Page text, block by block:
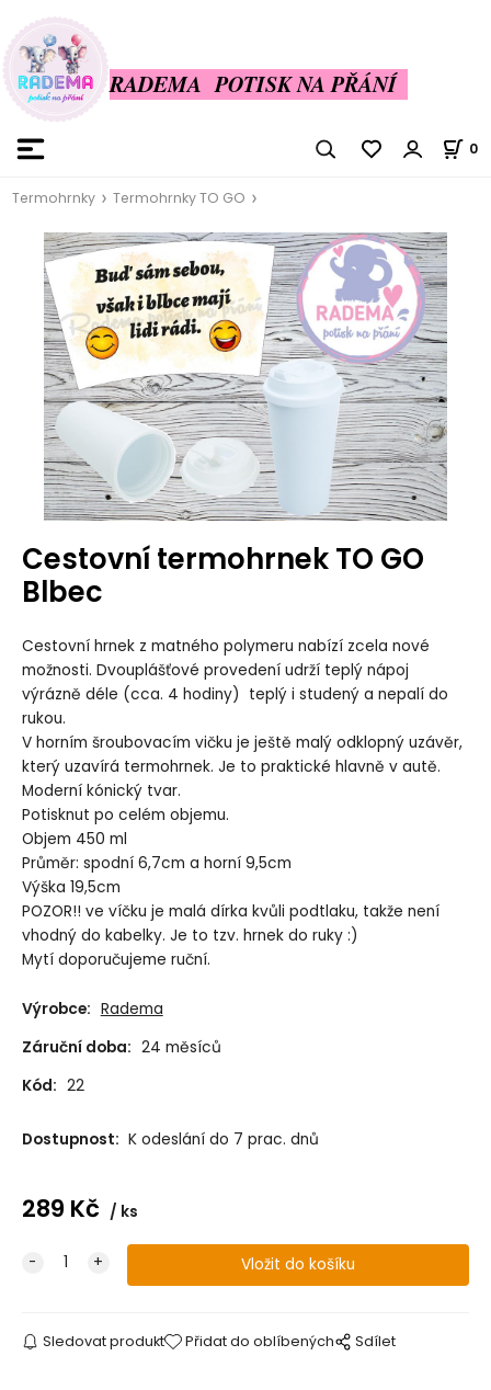
RADEMA POTISK NA PŘÁNÍ
0
Termohrnky Termohrnky TO GO
Cestovní termohrnek TO GO
Blbec
Cestovní hrnek z matného polymeru nabízí zcela nové
možnosti. Dvouplášťové provedení udrží teplý nápoj
výrázně déle (cca. 4 hodiny) teplý i studený a nepalí do
rukou.
V horním šroubovacím vičku je ještě malý odklopný uzávěr,
který uzavírá termohrnek. Je to praktické hlavně v autě.
Moderní kónický tvar.
Potisknut po celém objemu.
Objem 450 ml
Průměr: spodní 6,7cm a horní 9,5cm
Výška 19,5cm
POZOR!! ve víčku je malá dírka kvůli podtlaku, takže není
vhodný do kabelky. Je to tzv. hrnek do ruky :)
Mytí doporučujeme ruční.
Výrobce: Radema
Záruční doba: 24 měsíců
Kód: 22
Dostupnost: K odeslání do 7 prac. dnů
289 Kč ks
Sledovat produkt Přidat do oblíbených Sdílet